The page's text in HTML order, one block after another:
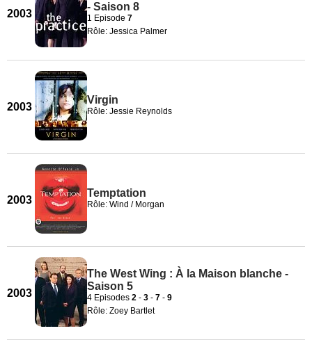
2003
- Saison 8
1 Episode 7
Rôle: Jessica Palmer
2003
Virgin
Rôle: Jessie Reynolds
2003
Temptation
Rôle: Wind / Morgan
2003
The West Wing : À la Maison blanche -
Saison 5
4 Episodes 2 - 3 - 7 - 9
Rôle: Zoey Bartlet